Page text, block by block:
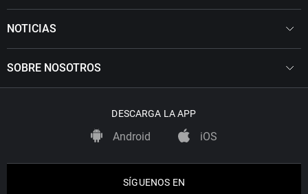
NOTICIAS
SOBRE NOSOTROS
DESCARGA LA APP
Android iOS
SÍGUENOS EN